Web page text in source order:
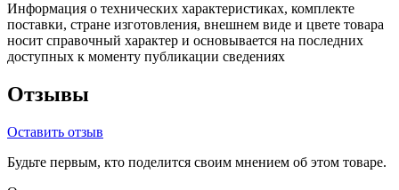
Информация о технических характеристиках, комплекте
поставки, стране изготовления, внешнем виде и цвете товара
носит справочный характер и основывается на последних
доступных к моменту публикации сведениях
Отзывы
Оставить отзыв
Будьте первым, кто поделится своим мнением об этом товаре.